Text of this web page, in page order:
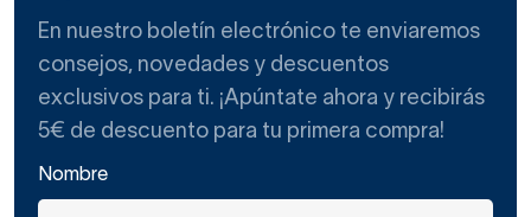
En nuestro boletín electrónico te enviaremos
consejos, novedades y descuentos
exclusivos para ti. ¡Apúntate ahora y recibirás
5€ de descuento para tu primera compra!
Nombre